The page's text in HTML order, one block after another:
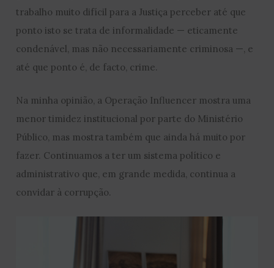
trabalho muito difícil para a Justiça perceber até que
ponto isto se trata de informalidade — eticamente
condenável, mas não necessariamente criminosa —, e
até que ponto é, de facto, crime.
Na minha opinião, a Operação Influencer mostra uma
menor timidez institucional por parte do Ministério
Público, mas mostra também que ainda há muito por
fazer. Continuamos a ter um sistema político e
administrativo que, em grande medida, continua a
convidar à corrupção.